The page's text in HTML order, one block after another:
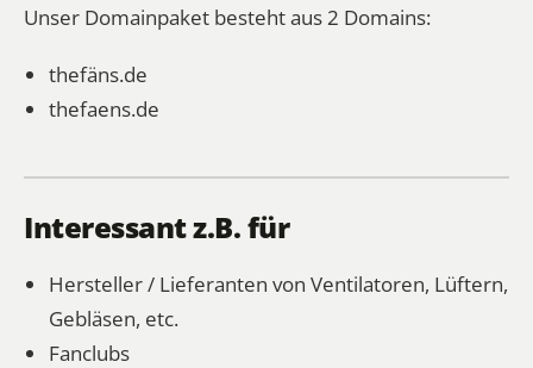
Unser Domainpaket besteht aus 2 Domains:
thefäns.de
thefaens.de
Interessant z.B. für
Hersteller / Lieferanten von Ventilatoren, Lüftern,
Gebläsen, etc.
Fanclubs